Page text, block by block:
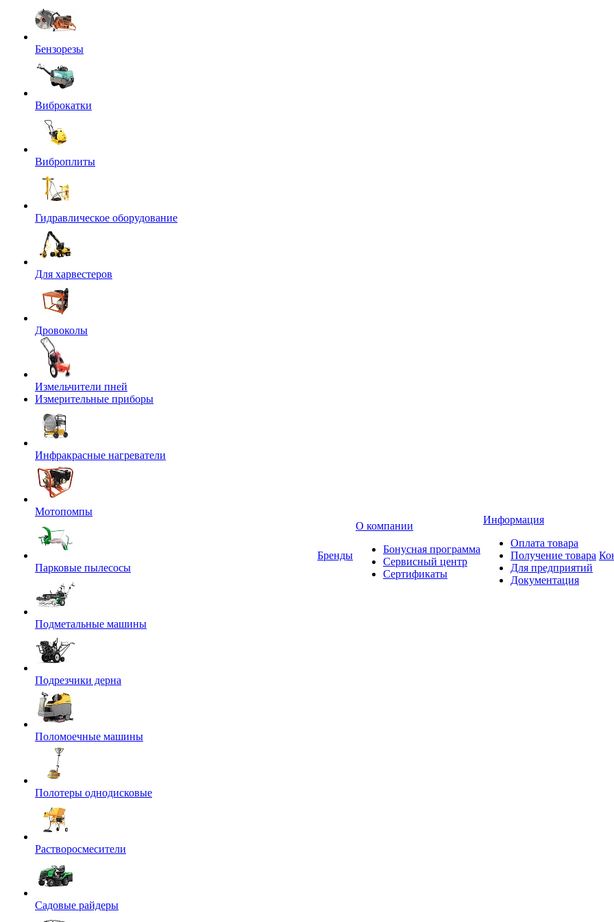
Бензорезы
Виброкатки
Виброплиты
Гидравлическое оборудование
Для харвестеров
Дровоколы
Измельчители пней
Измерительные приборы
Инфракрасные нагреватели
Мотопомпы
Парковые пылесосы
Подметальные машины
Подрезчики дерна
Поломоечные машины
Полотеры однодисковые
Растворосмесители
Садовые райдеры
Бренды
О компании
Бонусная программа
Сервисный центр
Сертификаты
Информация
Оплата товара
Получение товара
Для предприятий
Документация